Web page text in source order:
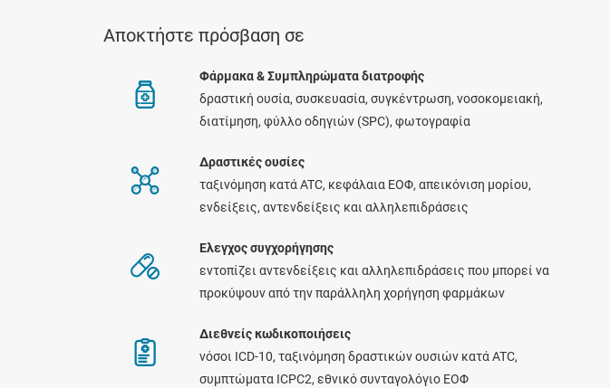
Ελέγξτε την αγωγή σας για
Αποθηκεύστε τις
μοιραστείτε τις εύκολα και
Ενημερωθείτε για την
ενός φαρμάκου κατά τη
Αποκτήστε πρόσβαση σε
Φάρμακα & Συμπληρώματα διατροφής
δραστική ουσία, συσκευασία, συγκέντρωση, νοσοκομειακή,
διατίμηση, φύλλο οδηγιών (SPC), φωτογραφία
Δραστικές ουσίες
ταξινόμηση κατά ATC, κεφάλαια ΕΟΦ, απεικόνιση μορίου,
ενδείξεις, αντενδείξεις και αλληλεπιδράσεις
Ελεγχος συγχορήγησης
εντοπίζει αντενδείξεις και αλληλεπιδράσεις που μπορεί να
προκύψουν από την παράλληλη χορήγηση φαρμάκων
Διεθνείς κωδικοποιήσεις
νόσοι ICD-10, ταξινόμηση δραστικών ουσιών κατά ATC,
συμπτώματα ICPC2, εθνικό συνταγολόγιο ΕΟΦ